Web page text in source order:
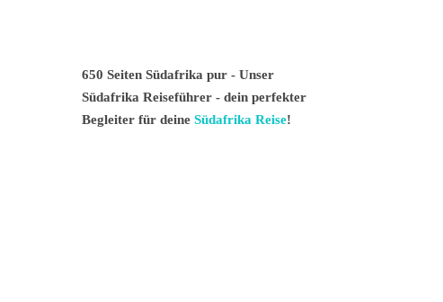
650 Seiten Südafrika pur - Unser
Südafrika Reiseführer - dein perfekter
Begleiter für deine Südafrika Reise!